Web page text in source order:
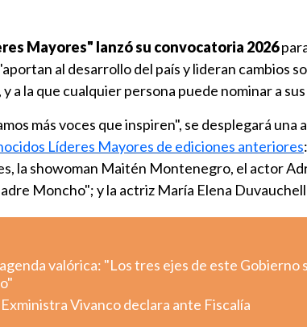
Mayores" lanzó su convocatoria 2026
al desarrollo del país y lideran cambios
a la que cualquier persona puede nominar a
más voces que inspiren", se desplegará una
Líderes Mayores de ediciones anteriores
la showoman Maitén Montenegro, el actor
Moncho"; y la actriz María Elena
valórica: "Los tres ejes de este Gobierno
Vivanco declara ante Fiscalía